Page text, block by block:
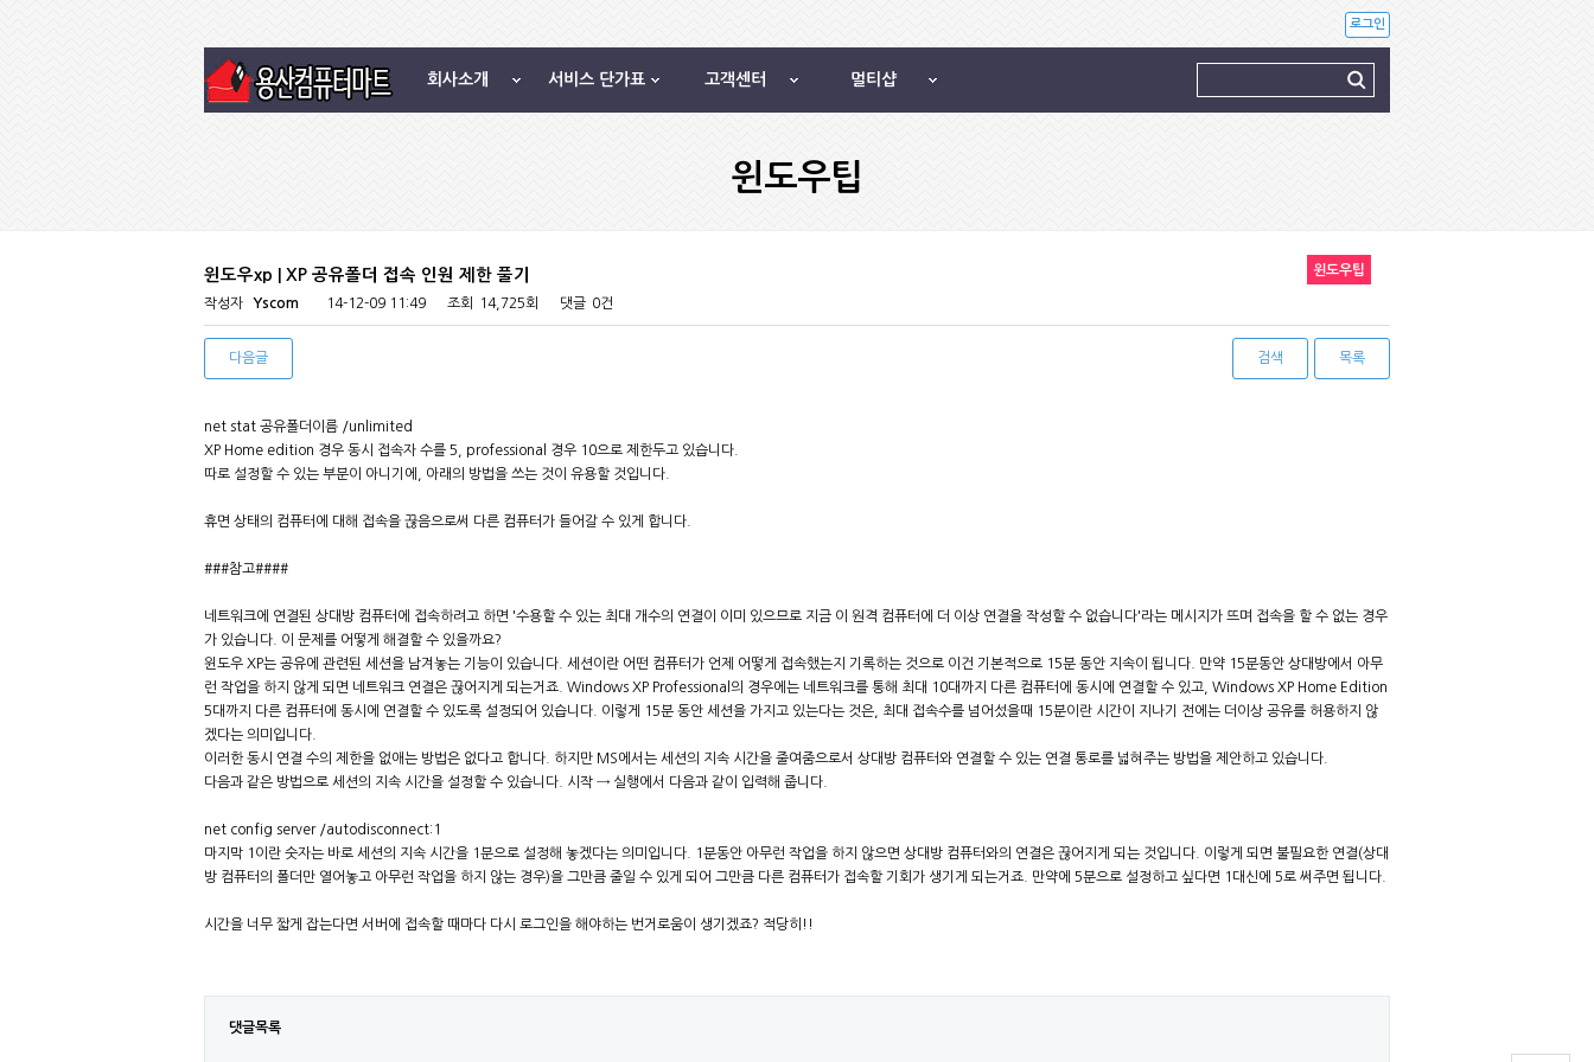
회사소개 서비스 단가표 고객센터 멀티샵
로그인
윈도우팁
윈도우팁
윈도우xp | XP 공유폴더 접속 인원 제한 풀기
작성자 Yscom 14-12-09 11:49 조회 14,725회 댓글 0건
다음글 검색 목록
net stat 공유폴더이름 /unlimited
XP Home edition 경우 동시 접속자 수를 5, professional 경우 10으로 제한두고 있습니다.
따로 설정할 수 있는 부분이 아니기에, 아래의 방법을 쓰는 것이 유용할 것입니다.
휴면 상태의 컴퓨터에 대해 접속을 끊음으로써 다른 컴퓨터가 들어갈 수 있게 합니다.
###참고####
네트워크에 연결된 상대방 컴퓨터에 접속하려고 하면 '수용할 수 있는 최대 개수의 연결이 이미 있으므로 지금 이 원격 컴퓨터에 더 이상 연결을 작성할 수 없습니다'라는 메시지가 뜨며 접속을 할 수 없는 경우
가 있습니다. 이 문제를 어떻게 해결할 수 있을까요?
윈도우 XP는 공유에 관련된 세션을 남겨놓는 기능이 있습니다. 세션이란 어떤 컴퓨터가 언제 어떻게 접속했는지 기록하는 것으로 이건 기본적으로 15분 동안 지속이 됩니다. 만약 15분동안 상대방에서 아무
런 작업을 하지 않게 되면 네트워크 연결은 끊어지게 되는거죠. Windows XP Professional의 경우에는 네트워크를 통해 최대 10대까지 다른 컴퓨터에 동시에 연결할 수 있고, Windows XP Home Edition
5대까지 다른 컴퓨터에 동시에 연결할 수 있도록 설정되어 있습니다. 이렇게 15분 동안 세션을 가지고 있는다는 것은, 최대 접속수를 넘어섰을때 15분이란 시간이 지나기 전에는 더이상 공유를 허용하지 않
겠다는 의미입니다.
이러한 동시 연결 수의 제한을 없애는 방법은 없다고 합니다. 하지만 MS에서는 세션의 지속 시간을 줄여줌으로서 상대방 컴퓨터와 연결할 수 있는 연결 통로를 넓혀주는 방법을 제안하고 있습니다.
다음과 같은 방법으로 세션의 지속 시간을 설정할 수 있습니다. 시작 → 실행에서 다음과 같이 입력해 줍니다.
net config server /autodisconnect:1
마지막 1이란 숫자는 바로 세션의 지속 시간을 1분으로 설정해 놓겠다는 의미입니다. 1분동안 아무런 작업을 하지 않으면 상대방 컴퓨터와의 연결은 끊어지게 되는 것입니다. 이렇게 되면 불필요한 연결(상대
방 컴퓨터의 폴더만 열어놓고 아무런 작업을 하지 않는 경우)을 그만큼 줄일 수 있게 되어 그만큼 다른 컴퓨터가 접속할 기회가 생기게 되는거죠. 만약에 5분으로 설정하고 싶다면 1대신에 5로 써주면 됩니다.
시간을 너무 짧게 잡는다면 서버에 접속할 때마다 다시 로그인을 해야하는 번거로움이 생기겠죠? 적당히!!
댓글목록